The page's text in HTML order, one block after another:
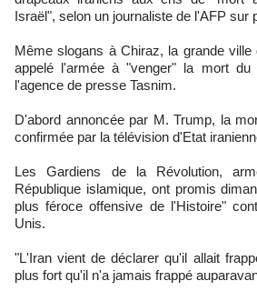
Israël", selon un journaliste de l'AFP sur
Même slogans à Chiraz, la grande
appelé l'armée à "venger" la mort du
l'agence de presse Tasnim.
D'abord annoncée par M. Trump, la
confirmée par la télévision d'Etat
Les Gardiens de la Révolution,
République islamique, ont promis
plus féroce offensive de l'Histoire"
Unis.
"L'Iran vient de déclarer qu'il allait
plus fort qu'il n'a jamais frappé